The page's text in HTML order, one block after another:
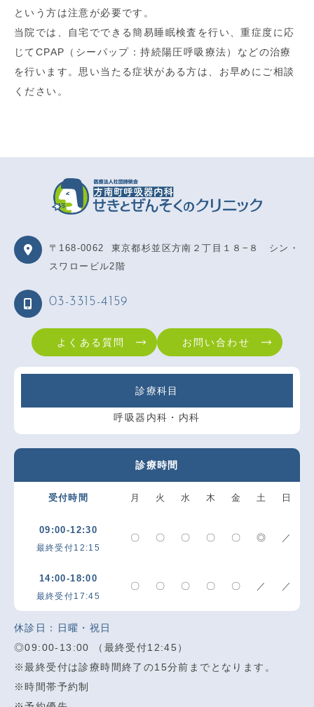
という方は注意が必要です。
当院では、自宅でできる簡易睡眠検査を行い、重症度に応
じてCPAP（シーパップ：持続陽圧呼吸療法）などの治療
を行います。思い当たる症状がある方は、お早めにご相談
ください。
〒168-0062
東京都杉並区方南２丁目１８−８ シン・
スワロービル2階
03-3315-4159
よくある質問 お問い合わせ
診療科目
呼吸器内科・内科
診療時間
受付時間 月 火 水 木 金 土 日
09:00-12:30
最終受付12:15
〇 〇 〇 〇 〇 ◎ ／
14:00-18:00
最終受付17:45
〇 〇 〇 〇 〇 ／ ／
休診日：日曜・祝日
◎09:00-13:00 （最終受付12:45）
※最終受付は診療時間終了の15分前までとなります。
※時間帯予約制